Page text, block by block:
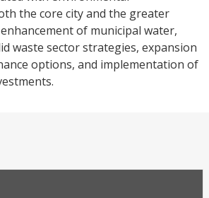
the core city and the greater
of municipal water,
waste sector strategies, expansion
options, and implementation of